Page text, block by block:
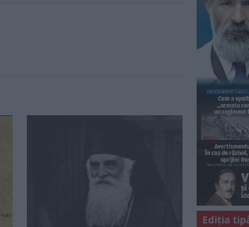
Ediția